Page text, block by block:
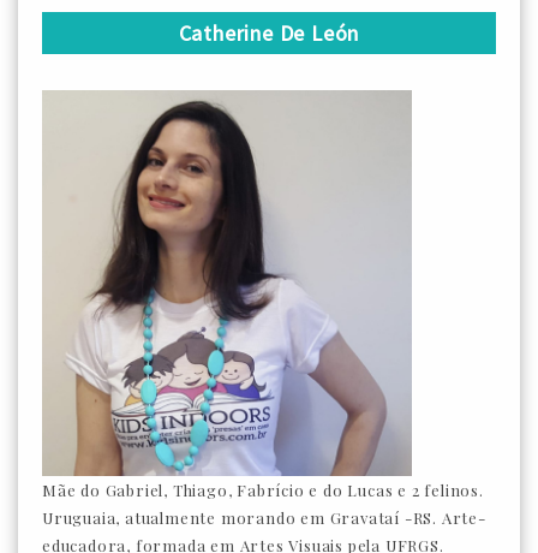
Catherine De León
Mãe do Gabriel, Thiago, Fabrício e do Lucas e 2 felinos.
Uruguaia, atualmente morando em Gravataí -RS. Arte-
educadora, formada em Artes Visuais pela UFRGS.